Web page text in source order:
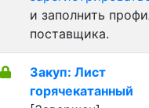
и заполнить
поставщика.
Закуп: Лист
горячекатанный